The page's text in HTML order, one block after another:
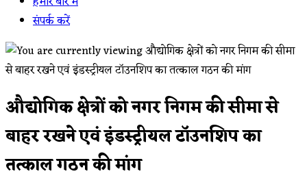
संपर्क करें
औद्योगिक क्षेत्रों को नगर निगम की सीमा से
बाहर रखने एवं इंडस्ट्रीयल टॉउनशिप का
तत्काल गठन की मांग